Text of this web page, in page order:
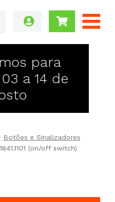
para
a 14 de
Botões e Sinalizadores
(on/off switch)